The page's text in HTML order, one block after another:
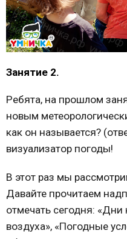
Занятие 2.
Ребята, на прошлом
новым
как он называется?
визуализатор погоды!
В этот раз мы
Давайте прочитаем
отмечать сегодня: «Дни
воздуха», «Погодные